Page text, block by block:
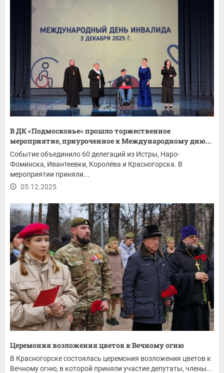
В ДК «Подмосковье» прошло торжественное
мероприятие, приуроченное к Международному дню...
Событие объединило 60 делегаций из Истры, Наро-
Фоминска, Ивантеевки, Королёва и Красногорска. В
мероприятии приняли...
05.12.2025
Церемония возложения цветов к Вечному огню
В Красногорске состоялась церемония возложения цветов к
Вечному огню, в которой приняли участие депутаты, члены...